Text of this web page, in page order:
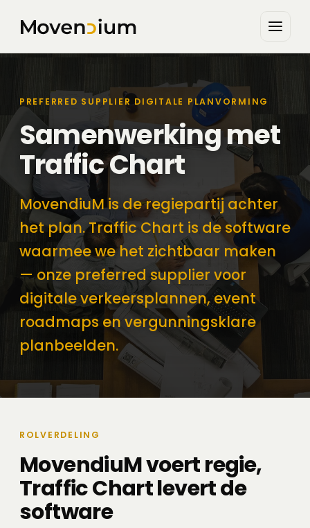
PREFERRED SUPPLIER DIGITALE PLANVORMING
Samenwerking met
Traffic Chart
MovendiuM is de regiepartij achter
het plan. Traffic Chart is de software
waarmee we het zichtbaar maken
— onze preferred supplier voor
digitale verkeersplannen, event
roadmaps en vergunningsklare
planbeelden.
ROLVERDELING
MovendiuM voert regie,
Traffic Chart levert de
software